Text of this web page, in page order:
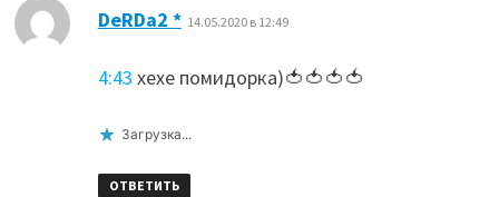
DeRDa2 *: 14.05.2020 в 12:49
4:43 хехе помидорка)🍅🍅🍅🍅
Загрузка...
ОТВЕТИТЬ